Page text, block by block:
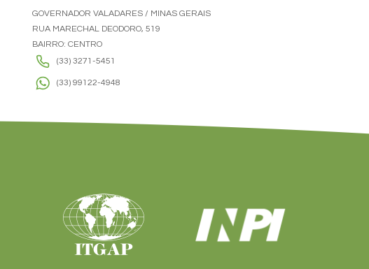
GOVERNADOR VALADARES / MINAS GERAIS
RUA MARECHAL DEODORO, 519
BAIRRO: CENTRO
(33) 3271-5451
(33) 99122-4948